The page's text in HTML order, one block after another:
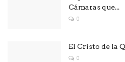
Cámaras que...
0
El Cristo de la
0